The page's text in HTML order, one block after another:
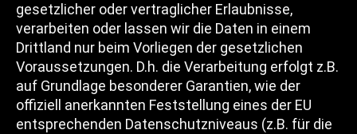
gesetzlicher oder vertraglicher Erlaubnisse,
verarbeiten oder lassen wir die Daten in einem
Drittland nur beim Vorliegen der gesetzlichen
Voraussetzungen. D.h. die Verarbeitung erfolgt z.B.
auf Grundlage besonderer Garantien, wie der
offiziell anerkannten Feststellung eines der EU
entsprechenden Datenschutzniveaus (z.B. für die